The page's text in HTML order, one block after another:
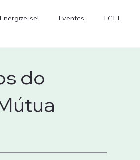
Energize-se! Eventos FCEL
do